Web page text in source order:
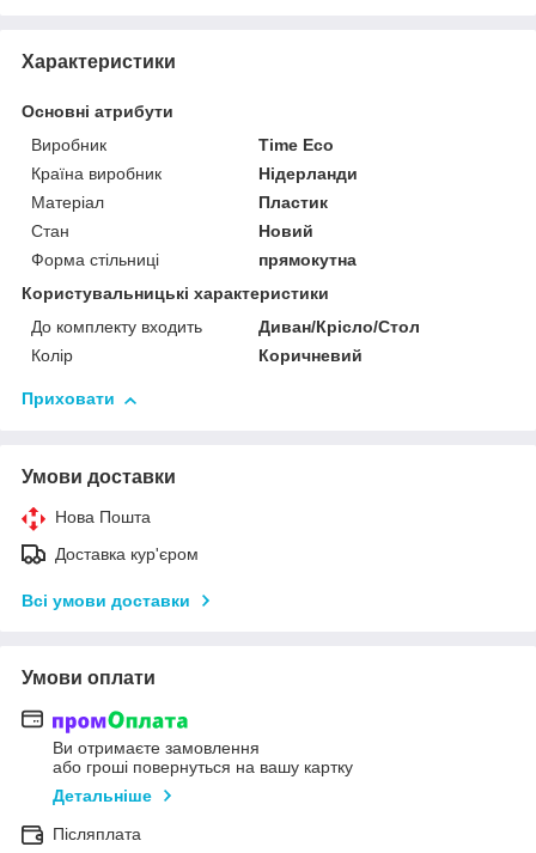
Характеристики
Основні атрибути
Виробник
Time Eco
Країна виробник
Нідерланди
Матеріал
Пластик
Стан
Новий
Форма стільниці
прямокутна
Користувальницькі характеристики
До комплекту входить
Диван/Крісло/Стол
Колір
Коричневий
Приховати
Умови доставки
Нова Пошта
Доставка кур'єром
Всі умови доставки
Умови оплати
Ви отримаєте замовлення
або гроші повернуться на вашу картку
Детальніше
Післяплата